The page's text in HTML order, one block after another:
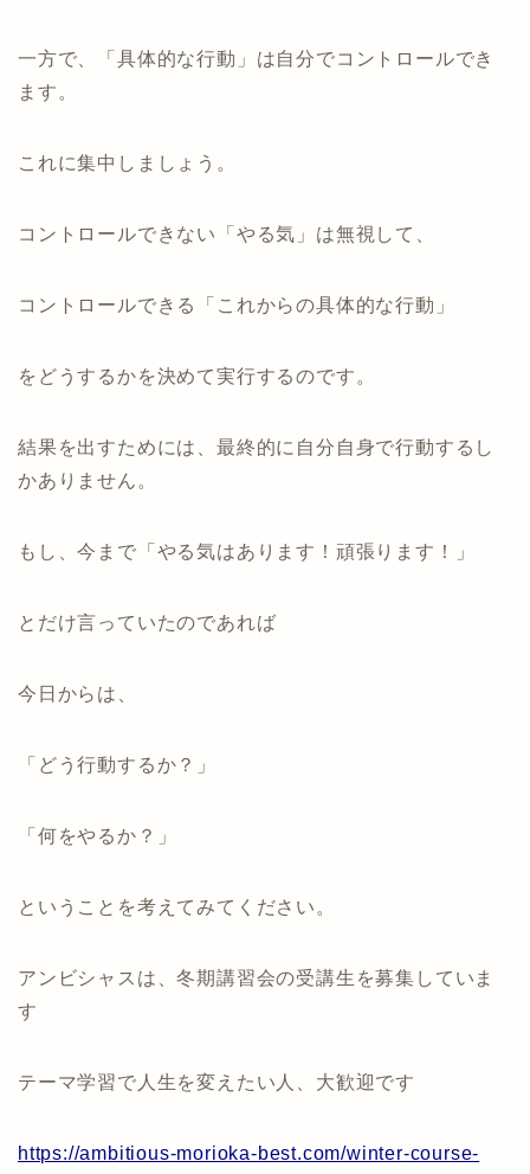
一方で、「具体的な行動」は自分でコントロールでき
ます。
これに集中しましょう。
コントロールできない「やる気」は無視して、
コントロールできる「これからの具体的な行動」
をどうするかを決めて実行するのです。
結果を出すためには、最終的に自分自身で行動するし
かありません。
もし、今まで「やる気はあります！頑張ります！」
とだけ言っていたのであれば
今日からは、
「どう行動するか？」
「何をやるか？」
ということを考えてみてください。
アンビシャスは、冬期講習会の受講生を募集していま
す
テーマ学習で人生を変えたい人、大歓迎です
https://ambitious-morioka-best.com/winter-course-